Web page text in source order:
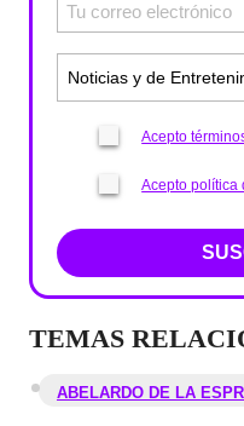
Acepto
Acepto política
TEMAS
ABELARDO DE LA